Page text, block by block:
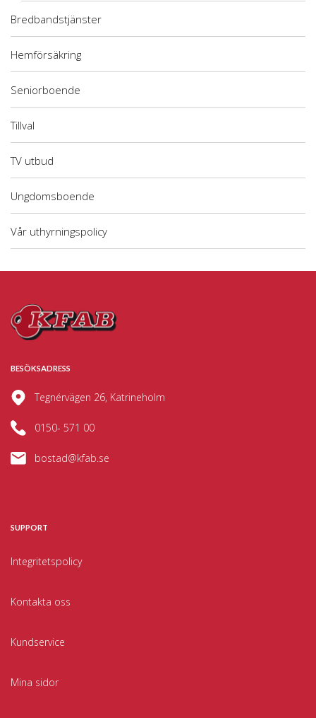
Bredbandstjänster
Hemförsäkring
Seniorboende
Tillval
TV utbud
Ungdomsboende
Vår uthyrningspolicy
BESÖKSADRESS
Tegnérvägen 26, Katrineholm
0150- 571 00
bostad@kfab.se
SUPPORT
Integritetspolicy
Kontakta oss
Kundservice
Mina sidor